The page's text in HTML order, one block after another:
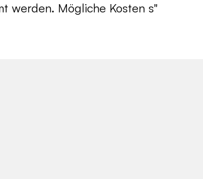
werden. Mögliche Kosten s"